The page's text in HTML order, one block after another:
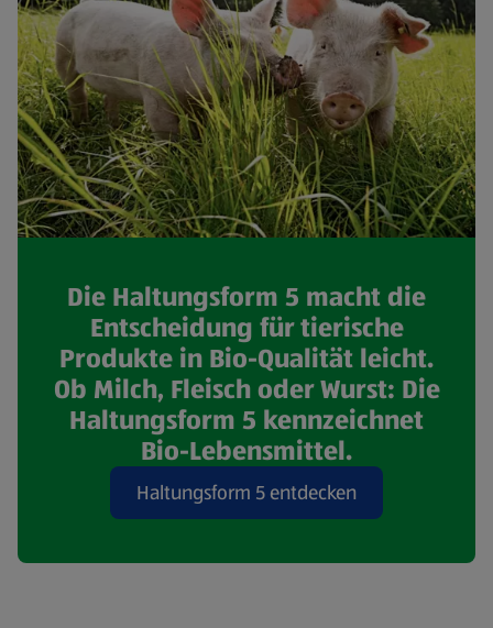
Die Haltungsform 5 macht die
Entscheidung für tierische
Produkte in Bio-Qualität leicht.
Ob Milch, Fleisch oder Wurst: Die
Haltungsform 5 kennzeichnet
Bio-Lebensmittel.
Haltungsform 5 entdecken
(öffnet in einem neuen Tab)